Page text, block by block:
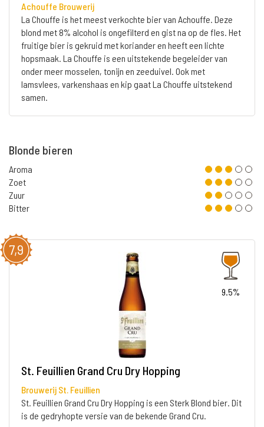
Achouffe Brouwerij
La Chouffe is het meest verkochte bier van Achouffe. Deze
blond met 8% alcohol is ongefilterd en gist na op de fles. Het
fruitige bier is gekruid met koriander en heeft een lichte
hopsmaak. La Chouffe is een uitstekende begeleider van
onder meer mosselen, tonijn en zeeduivel. Ook met
lamsvlees, varkenshaas en kip gaat La Chouffe uitstekend
samen.
Blonde bieren
Aroma
Zoet
Zuur
Bitter
7,9
9.5%
St. Feuillien Grand Cru Dry Hopping
Brouwerij St. Feuillien
St. Feuillien Grand Cru Dry Hopping is een Sterk Blond bier. Dit
is de gedryhopte versie van de bekende Grand Cru.